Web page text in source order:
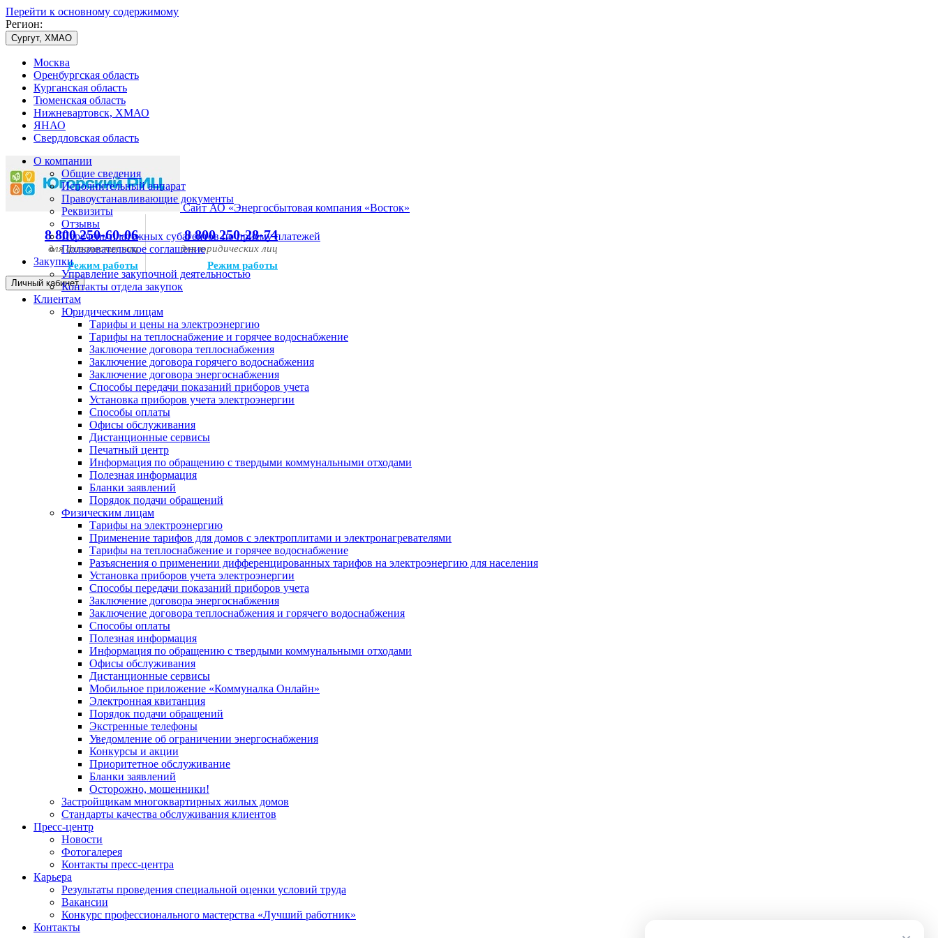
Перейти к основному содержимому
Регион:
Сургут, ХМАО
Москва
Оренбургская область
Курганская область
Тюменская область
Нижневартовск, ХМАО
ЯНАО
Свердловская область
Сайт АО «Энергосбытовая компания «Восток»
8 800 250-60-06
для физических лиц
Режим работы
8 800 250-28-74
для юридических лиц
Режим работы
Личный кабинет
О компании
Общие сведения
Исполнительный аппарат
Правоустанавливающие документы
Реквизиты
Отзывы
Перечень платежных субагентов по приему платежей
Пользовательское соглашение
Закупки
Управление закупочной деятельностью
Контакты отдела закупок
Клиентам
Юридическим лицам
Тарифы и цены на электроэнергию
Тарифы на теплоснабжение и горячее водоснабжение
Заключение договора теплоснабжения
Заключение договора горячего водоснабжения
Заключение договора энергоснабжения
Способы передачи показаний приборов учета
Установка приборов учета электроэнергии
Способы оплаты
Офисы обслуживания
Дистанционные сервисы
Печатный центр
Информация по обращению с твердыми коммунальными отходами
Полезная информация
Бланки заявлений
Порядок подачи обращений
Физическим лицам
Тарифы на электроэнергию
Применение тарифов для домов с электроплитами и электронагревателями
Тарифы на теплоснабжение и горячее водоснабжение
Разъяснения о применении дифференцированных тарифов на электроэнергию для населения
Установка приборов учета электроэнергии
Способы передачи показаний приборов учета
Заключение договора энергоснабжения
Заключение договора теплоснабжения и горячего водоснабжения
Способы оплаты
Полезная информация
Информация по обращению с твердыми коммунальными отходами
Офисы обслуживания
Дистанционные сервисы
Мобильное приложение «Коммуналка Онлайн»
Электронная квитанция
Порядок подачи обращений
Экстренные телефоны
Уведомление об ограничении энергоснабжения
Конкурсы и акции
Приоритетное обслуживание
Бланки заявлений
Осторожно, мошенники!
Застройщикам многоквартирных жилых домов
Стандарты качества обслуживания клиентов
Пресс-центр
Новости
Фотогалерея
Контакты пресс-центра
Карьера
Результаты проведения специальной оценки условий труда
Вакансии
Конкурс профессионального мастерства «Лучший работник»
Контакты